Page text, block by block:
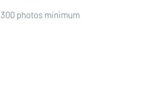
300 photos minimum